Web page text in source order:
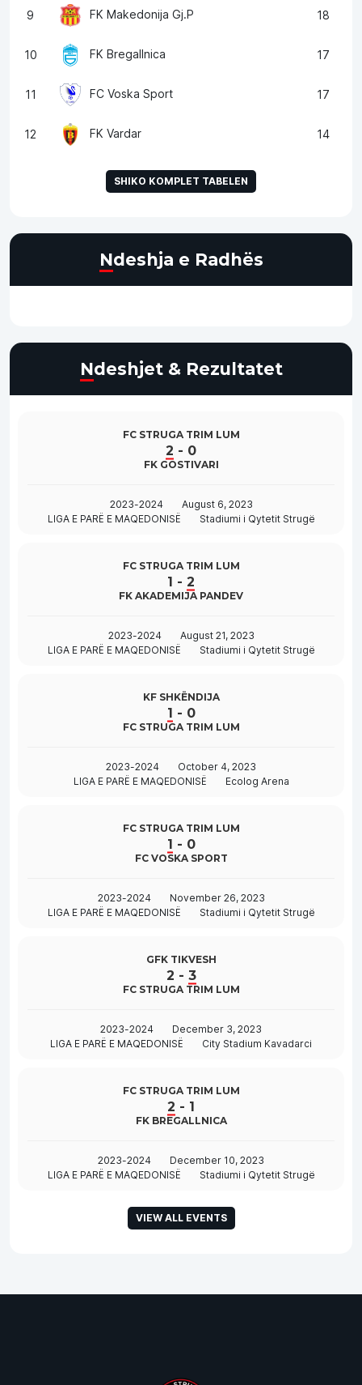
9 FK Makedonija Gj.P 18
10 FK Bregallnica 17
11 FC Voska Sport 17
12 FK Vardar 14
SHIKO KOMPLET TABELEN
Ndeshja e Radhës
Ndeshjet & Rezultatet
FC STRUGA TRIM LUM
2 - 0
FK GOSTIVARI
2023-2024
August 6, 2023
LIGA E PARË E MAQEDONISË
Stadiumi i Qytetit Strugë
FC STRUGA TRIM LUM
1 - 2
FK AKADEMIJA PANDEV
2023-2024
August 21, 2023
LIGA E PARË E MAQEDONISË
Stadiumi i Qytetit Strugë
KF SHKËNDIJA
1 - 0
FC STRUGA TRIM LUM
2023-2024
October 4, 2023
LIGA E PARË E MAQEDONISË
Ecolog Arena
FC STRUGA TRIM LUM
1 - 0
FC VOSKA SPORT
2023-2024
November 26, 2023
LIGA E PARË E MAQEDONISË
Stadiumi i Qytetit Strugë
GFK TIKVESH
2 - 3
FC STRUGA TRIM LUM
2023-2024
December 3, 2023
LIGA E PARË E MAQEDONISË
City Stadium Kavadarci
FC STRUGA TRIM LUM
2 - 1
FK BREGALLNICA
2023-2024
December 10, 2023
LIGA E PARË E MAQEDONISË
Stadiumi i Qytetit Strugë
VIEW ALL EVENTS